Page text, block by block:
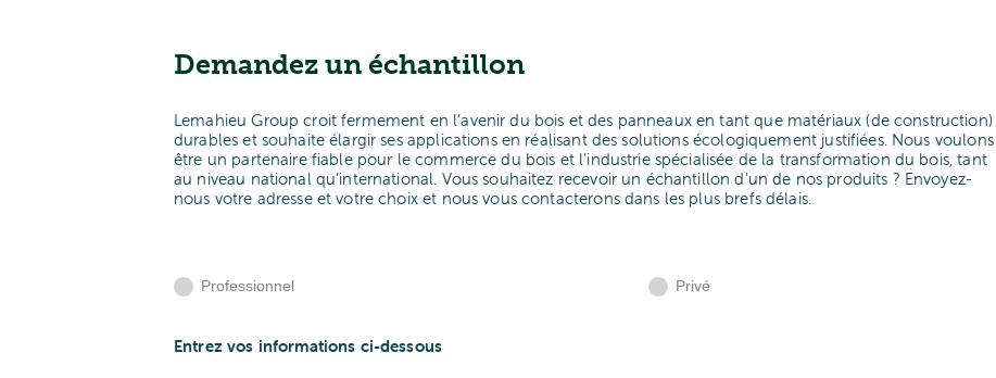
Demandez un échantillon
Lemahieu Group croit fermement en l’avenir du bois et des panneaux en tant que matériaux (de construction)
durables et souhaite élargir ses applications en réalisant des solutions écologiquement justifiées. Nous voulons
être un partenaire fiable pour le commerce du bois et l’industrie spécialisée de la transformation du bois, tant
au niveau national qu’international. Vous souhaitez recevoir un échantillon d'un de nos produits ? Envoyez-
nous votre adresse et votre choix et nous vous contacterons dans les plus brefs délais.
Professionnel Privé
Entrez vos informations ci-dessous